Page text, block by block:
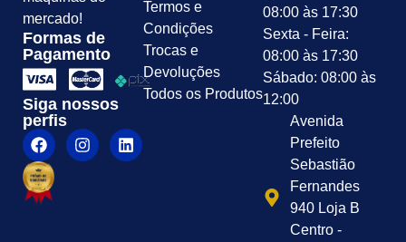
mercado!
Formas de
Pagamento
Siga nossos
perfis
Termos e
Condições
Trocas e
Devoluções
Todos os Produtos
08:00 às 17:30
Sexta - Feira:
08:00 às 17:30
Sábado: 08:00 às
12:00
Avenida
Prefeito
Sebastião
Fernandes
940 Loja B
Centro -